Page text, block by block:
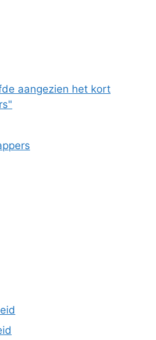
aangezien het kort